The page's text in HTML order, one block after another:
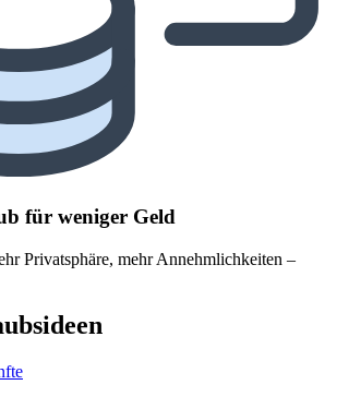
für weniger Geld
Privatsphäre, mehr Annehmlichkeiten –